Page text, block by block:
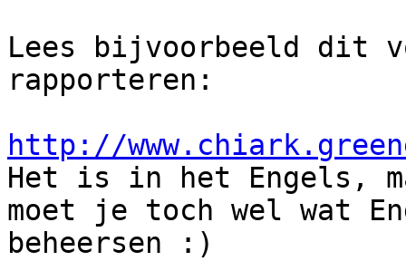
Lees bijvoorbeeld dit
rapporteren:
http://
Het is in het Engels,
moet je toch wel wat
beheersen :)